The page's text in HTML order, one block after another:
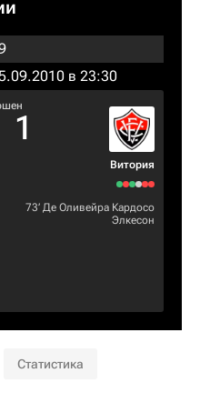
в 23:30
1
Витория
73‎’‎ Де Оливейра Кардосо
Элкесон
Статистика